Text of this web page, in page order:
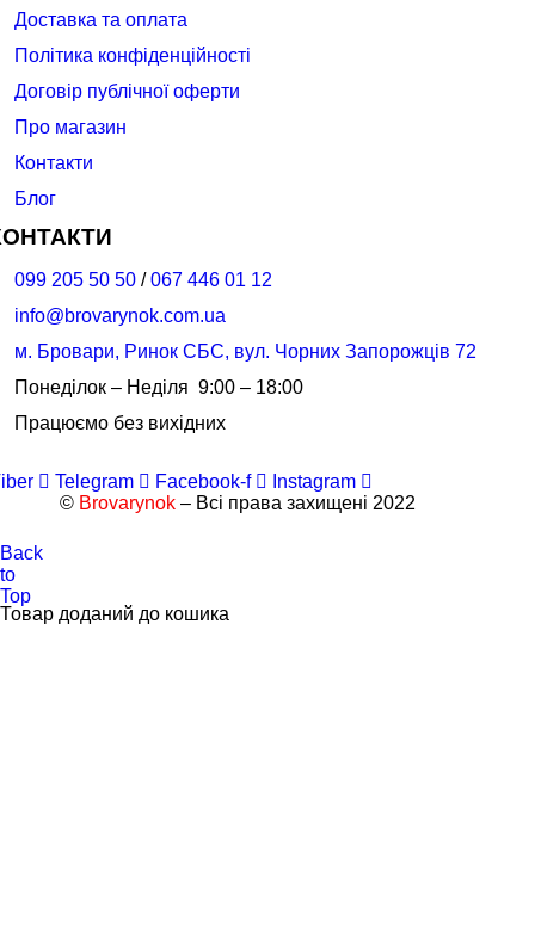
Доставка та оплата
Політика конфіденційності
Договір публічної оферти
Про магазин
Контакти
Блог
099 205 50 50 /067 446 01 12
info@brovarynok.com.ua
м. Бровари, Ринок СБС, вул. Чорних Запорожців 72
Понеділок – Неділя 9:00 – 18:00
Працюємо без вихідних
Telegram Facebook-f
Instagram
© Brovarynok – Всі права захищені 2022
Back
to
Top
Товар доданий до кошика